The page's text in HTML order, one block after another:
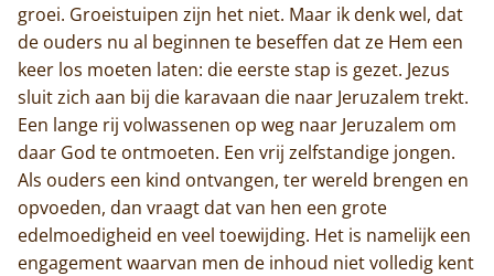
groei. Groeistuipen zijn het niet. Maar ik denk wel, dat
de ouders nu al beginnen te beseffen dat ze Hem een
keer los moeten laten: die eerste stap is gezet. Jezus
sluit zich aan bij die karavaan die naar Jeruzalem trekt.
Een lange rij volwassenen op weg naar Jeruzalem om
daar God te ontmoeten. Een vrij zelfstandige jongen.
Als ouders een kind ontvangen, ter wereld brengen en
opvoeden, dan vraagt dat van hen een grote
edelmoedigheid en veel toewijding. Het is namelijk een
engagement waarvan men de inhoud niet volledig kent